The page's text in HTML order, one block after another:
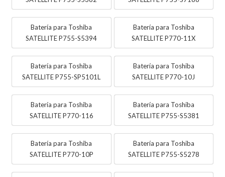
Batería para Toshiba
SATELLITE P755-S5394
Batería para Toshiba
SATELLITE P770-11X
Batería para Toshiba
SATELLITE P755-SP5101L
Batería para Toshiba
SATELLITE P770-10J
Batería para Toshiba
SATELLITE P770-116
Batería para Toshiba
SATELLITE P755-S5381
Batería para Toshiba
SATELLITE P770-10P
Batería para Toshiba
SATELLITE P755-S5278